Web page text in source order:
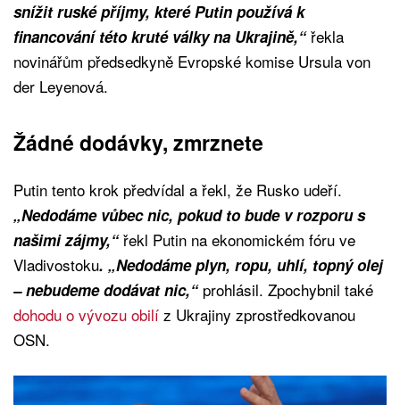
snížit ruské příjmy, které Putin používá k
financování této kruté války na Ukrajině,“řekla
novinářům předsedkyně Evropské komise Ursula von
der Leyenová.
Žádné dodávky, zmrznete
Putin tento krok předvídal a řekl, že Rusko udeří.
„Nedodáme vůbec nic, pokud to bude v rozporu s
našimi zájmy,“řekl Putin na ekonomickém fóru ve
Vladivostoku. „Nedodáme plyn, ropu, uhlí, topný olej
– nebudeme dodávat nic,“prohlásil. Zpochybnil také
dohodu o vývozu obilí z Ukrajiny zprostředkovanou
OSN.